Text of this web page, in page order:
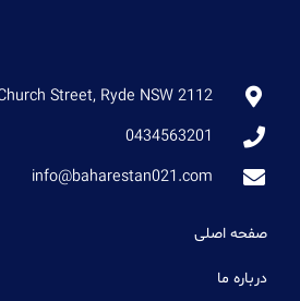
Street, Ryde NSW 2112
0434563201
info@baharestan021.com
صفحه اصلی
درباره ما